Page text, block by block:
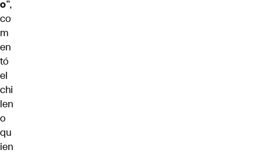
o”,
co
m
en
tó
el
chi
len
o
qu
ien